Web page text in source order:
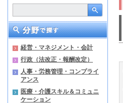
経営・マネジメント・会計
行政（法改正・報酬改定）
人事・労務管理・コンプライ
アンス
医療・介護スキル＆コミュニ
ケーション